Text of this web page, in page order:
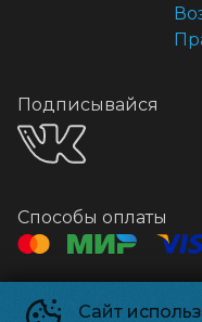
Сайт
Подписывайся
Способы оплаты
Контакты